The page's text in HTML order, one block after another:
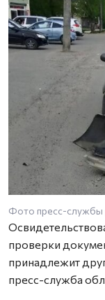
Фото пресс-службы
проверки
принадлежит
пресс-служба